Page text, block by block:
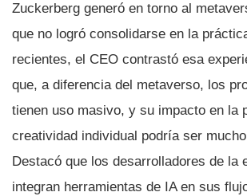
Zuckerberg generó en torno al
que no logró consolidarse en la
recientes, el CEO contrastó esa
que, a diferencia del metaverso, los
tienen uso masivo, y su impacto en la
creatividad individual podría ser
Destacó que los desarrolladores de la
integran herramientas de IA en sus